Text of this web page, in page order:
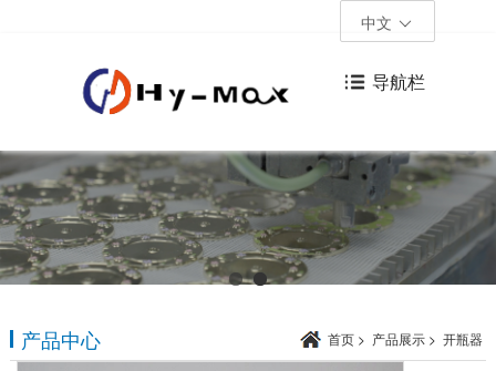
中文
导航栏
产品中心 首页 > 产品展示 > 开瓶器